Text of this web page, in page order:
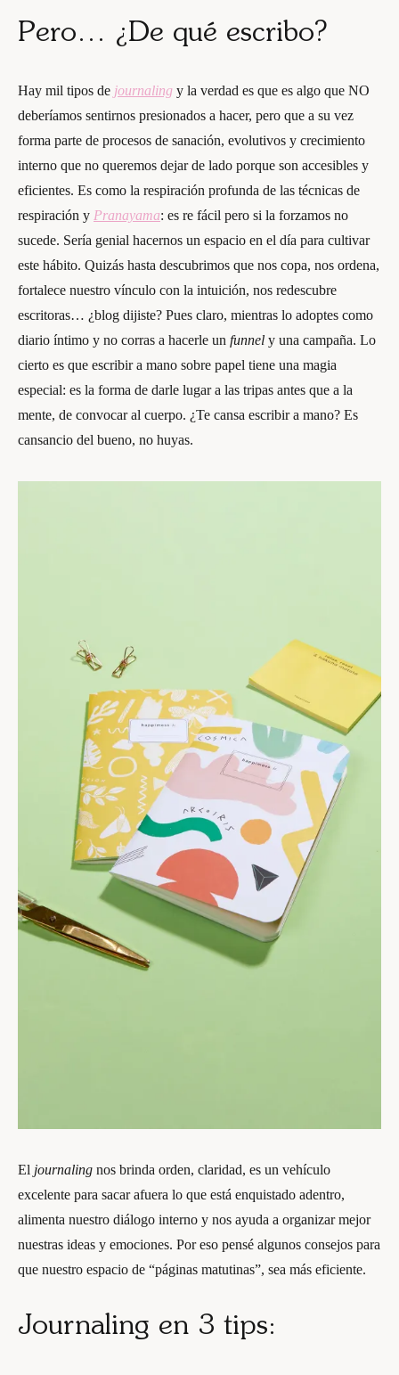
Pero… ¿De qué escribo?
Hay mil tipos de journaling y la verdad es que es algo que NO
deberíamos sentirnos presionados a hacer, pero que a su vez
forma parte de procesos de sanación, evolutivos y crecimiento
interno que no queremos dejar de lado porque son accesibles y
eficientes. Es como la respiración profunda de las técnicas de
respiración y Pranayama: es re fácil pero si la forzamos no
sucede. Sería genial hacernos un espacio en el día para cultivar
este hábito. Quizás hasta descubrimos que nos copa, nos ordena,
fortalece nuestro vínculo con la intuición, nos redescubre
escritoras… ¿blog dijiste? Pues claro, mientras lo adoptes como
diario íntimo y no corras a hacerle un funnel y una campaña. Lo
cierto es que escribir a mano sobre papel tiene una magia
especial: es la forma de darle lugar a las tripas antes que a la
mente, de convocar al cuerpo. ¿Te cansa escribir a mano? Es
cansancio del bueno, no huyas.
El journaling nos brinda orden, claridad, es un vehículo
excelente para sacar afuera lo que está enquistado adentro,
alimenta nuestro diálogo interno y nos ayuda a organizar mejor
nuestras ideas y emociones. Por eso pensé algunos consejos para
que nuestro espacio de “páginas matutinas”, sea más eficiente.
Journaling en 3 tips: